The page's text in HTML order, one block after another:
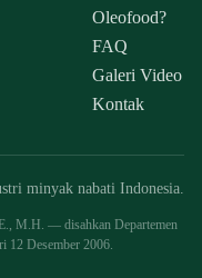
Oleofood?
FAQ
Galeri Video
Kontak
minyak nabati Indonesia.
M.H. — disahkan Departemen
Desember 2006.